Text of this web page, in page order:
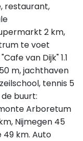
restaurant,
2 km,
te voet
van Dijk" 1.1
m, jachthaven
tennis 5
buurt:
Arboretum
Nijmegen 45
49 km. Auto